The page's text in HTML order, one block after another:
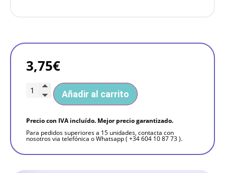
3,75€
Añadir al carrito
Precio con IVA incluído. Mejor precio garantizado.
Para pedidos superiores a 15 unidades, contacta con
nosotros via telefónica o Whatsapp ( +34 604 10 87 73 ).